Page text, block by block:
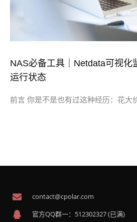
NAS必备工具｜Netdata可视化
运行状态
前言 你是不是也有过这种经历：花大
contact@cpolar.com
官方QQ群一：512302327 (已满)